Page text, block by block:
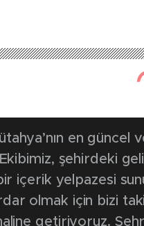
en
şehirdeki
içerik yelpazesi
olmak için bizi
getiriyoruz.